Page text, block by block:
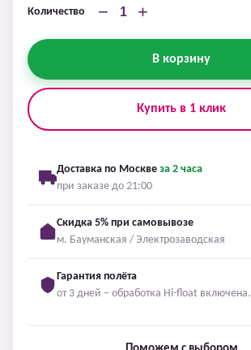
Количество − +
В корзину
Купить в 1 клик
Доставка по Москве за 2 часа
при заказе до 21:00
Скидка 5% при самовывозе
м. Бауманская / Электрозаводская
Гарантия полёта
от 3 дней – обработка Hi-float включена.